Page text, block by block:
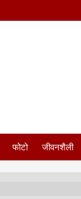
फोटो जीवनशैली